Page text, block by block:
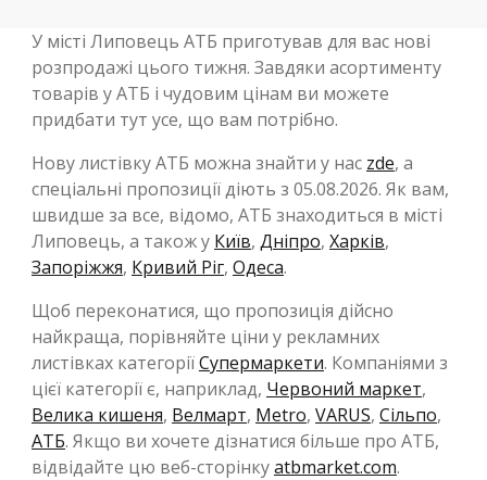
У місті Липовець АТБ приготував для вас нові
розпродажі цього тижня. Завдяки асортименту
товарів у АТБ і чудовим цінам ви можете
придбати тут усе, що вам потрібно.
Нову листівку АТБ можна знайти у нас zde, а
спеціальні пропозиції діють з 05.08.2026. Як вам,
швидше за все, відомо, АТБ знаходиться в місті
Липовець, а також у Київ, Дніпро, Харків,
Запоріжжя, Кривий Ріг, Одеса.
Щоб переконатися, що пропозиція дійсно
найкраща, порівняйте ціни у рекламних
листівках категоріїСупермаркети. Компаніями з
цієї категорії є, наприклад, Червоний маркет,
Велика кишеня, Велмарт, Metro, VARUS, Сільпо,
АТБ. Якщо ви хочете дізнатися більше про АТБ,
відвідайте цю веб-сторінкуatbmarket.com.